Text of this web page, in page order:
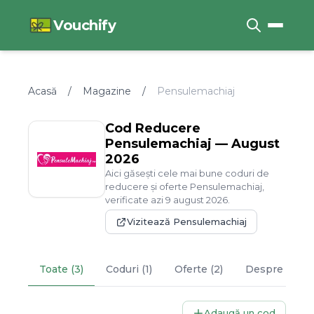
Vouchify
Acasă / Magazine / Pensulemachiaj
Cod Reducere
Pensulemachiaj — August
2026
Aici găsești cele mai bune coduri de
reducere și oferte Pensulemachiaj
verificate azi9 august 2026
Vizitează Pensulemachiaj
Toate (3) Coduri (1) Oferte (2) Despre